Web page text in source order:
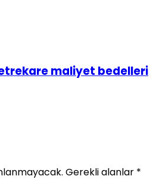
maliyet bedelleri
Gerekli alanlar *